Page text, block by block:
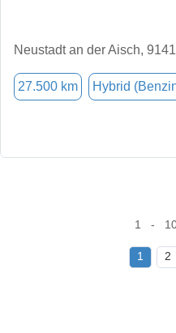
Neustadt an der Aisch,
27.500 km Hybrid
1 -
1 2